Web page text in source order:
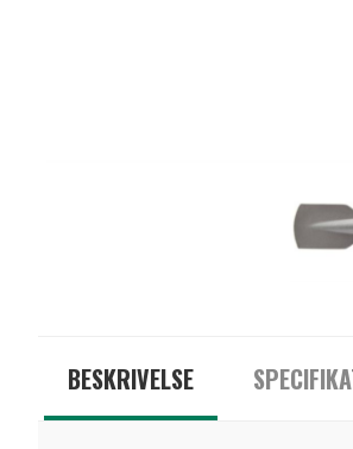
BESKRIVELSE